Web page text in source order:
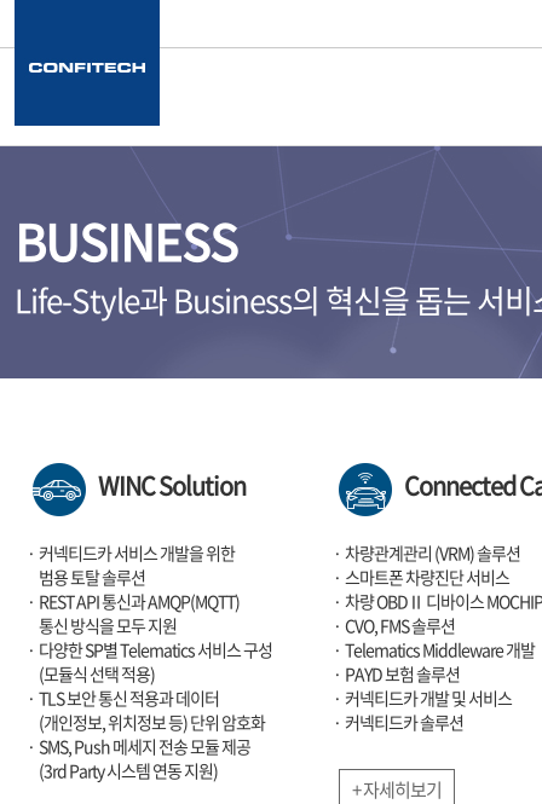
BUSINESS
Life-Style과 Business의 혁신을 돕는 서비
WINC Solution
커넥티드카 서비스 개발을 위한
범용 토탈 솔루션
REST API 통신과 AMQP(MQTT)
통신 방식을 모두 지원
다양한 SP별 Telematics 서비스 구성
(모듈식 선택 적용)
TLS 보안 통신 적용과 데이터
(개인정보, 위치정보 등) 단위 암호화
SMS, Push 메세지 전송 모듈 제공
(3rd Party 시스템 연동 지원)
Connected
차량관계관리 (VRM) 솔루션
스마트폰 차량진단 서비스
차량 OBDⅡ 디바이스 MOCHIP
CVO, FMS 솔루션
Telematics Middleware 개발
PAYD 보험 솔루션
커넥티드카 개발 및 서비스
커넥티드카 솔루션
+ 자세히보기